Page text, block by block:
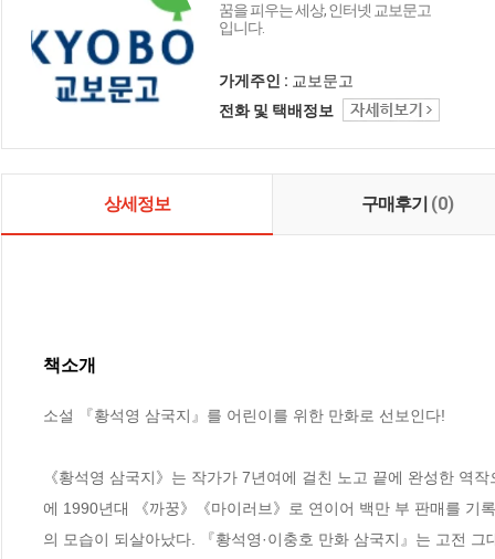
꿈을 피우는 세상, 인터넷 교보문고
입니다.
가게주인 : 교보문고
전화 및 택배정보
상세정보 구매후기 (0)
책소개
소설 『황석영 삼국지』를 어린이를 위한 만화로 선보인다!
《황석영 삼국지》는 작가가 7년여에 걸친 노고 끝에 완성한 역
에 1990년대 《까꿍》《마이러브》로 연이어 백만 부 판매를 기
의 모습이 되살아났다. 『황석영·이충호 만화 삼국지』는 고전